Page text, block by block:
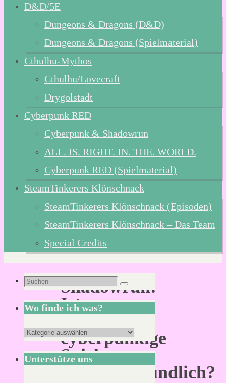
D&D/5E
Dungeons & Dragons (D&D)
Dungeons & Dragons (Spielmaterial)
Cthulhu-Mythos
Cthulhu/Lovecraft
Drygolstadt
Cyberpunk RED
Cyberpunk & Shadowrun
ALL. IS. RIGHT. IN. THE. WORLD.
Cyberpunk RED (Spielmaterial)
SteamTinkerers Klönschnack
SteamTinkerers Klönschnack (Episoden)
SteamTinkerers Klönschnack – Das Team
Special Credits
Shadowrun:
Ist
das
cyberpunkige
Spiel
einstiegsfreundlich?
Suchen
nach:
Suchen
Wo finde ich was?
Wo
finde
ich
Unterstütze uns